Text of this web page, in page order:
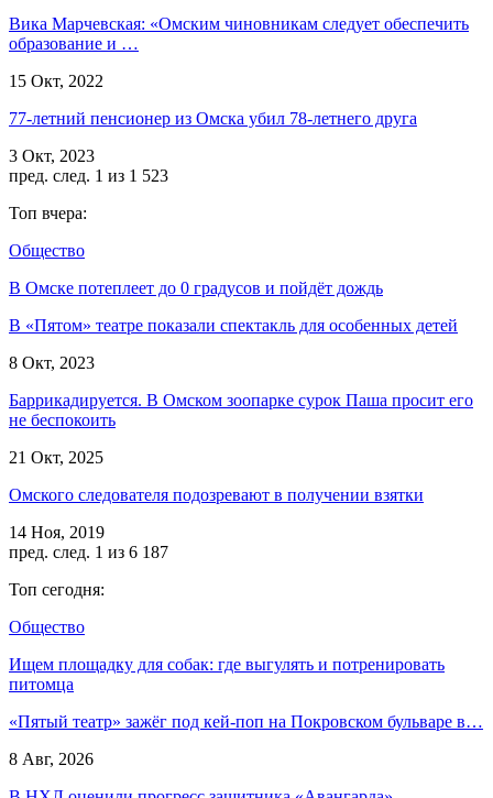
Вика Марчевская: «Омским чиновникам следует обеспечить
образование и …
15 Окт, 2022
77-летний пенсионер из Омска убил 78-летнего друга
3 Окт, 2023
пред. след. 1 из 1 523
Топ вчера:
Общество
В Омске потеплеет до 0 градусов и пойдёт дождь
В «Пятом» театре показали спектакль для особенных детей
8 Окт, 2023
Баррикадируется. В Омском зоопарке сурок Паша просит его
не беспокоить
21 Окт, 2025
Омского следователя подозревают в получении взятки
14 Ноя, 2019
пред. след. 1 из 6 187
Топ сегодня:
Общество
Ищем площадку для собак: где выгулять и потренировать
питомца
«Пятый театр» зажёг под кей-поп на Покровском бульваре в…
8 Авг, 2026